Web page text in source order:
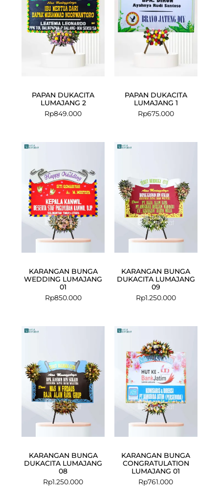
PAPAN DUKACITA
LUMAJANG 2
Rp849.000
PAPAN DUKACITA
LUMAJANG 1
Rp675.000
KARANGAN BUNGA
WEDDING LUMAJANG
01
Rp850.000
KARANGAN BUNGA
DUKACITA LUMAJANG
09
Rp1.250.000
KARANGAN BUNGA
DUKACITA LUMAJANG
08
Rp1.250.000
KARANGAN BUNGA
CONGRATULATION
LUMAJANG 01
Rp761.000